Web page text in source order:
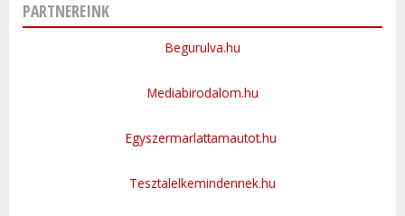
PARTNEREINK
Begurulva.hu
Mediabirodalom.hu
Egyszermarlattamautot.hu
Tesztalelkemindennek.hu